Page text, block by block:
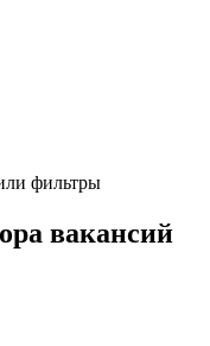
фильтры
вакансий